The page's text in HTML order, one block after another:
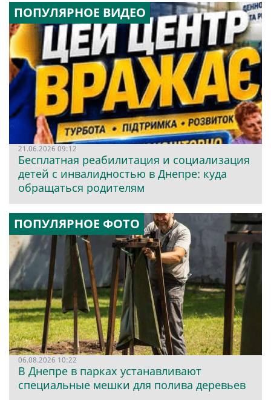
ПОПУЛЯРНОЕ ВИДЕО
21.06.2026 09:12
Бесплатная реабилитация и социализация
детей с инвалидностью в Днепре: куда
обращаться родителям
ПОПУЛЯРНОЕ ФОТО
06.08.2026 10:22
В Днепре в парках устанавливают
специальные мешки для полива деревьев